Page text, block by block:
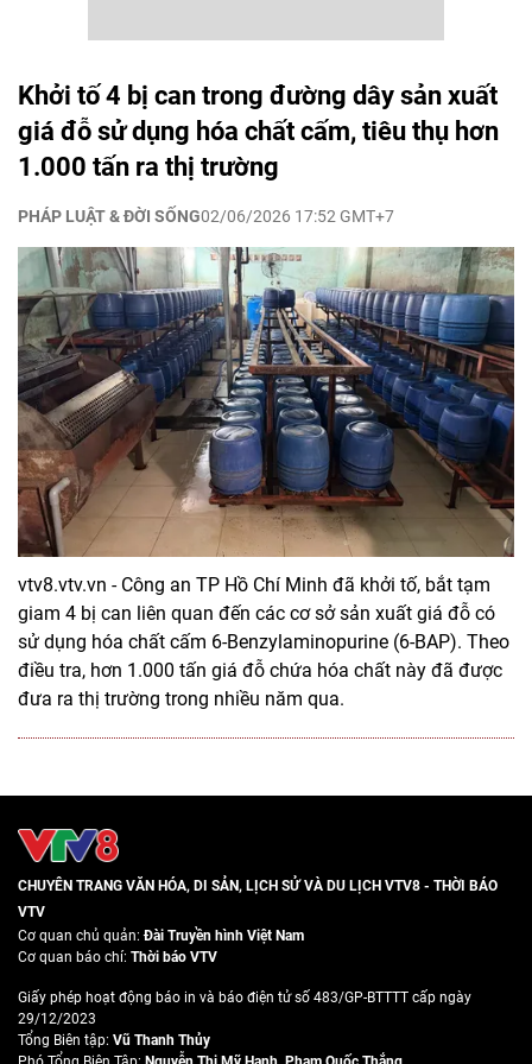
Khởi tố 4 bị can trong đường dây sản xuất
giá đỗ sử dụng hóa chất cấm, tiêu thụ hơn
1.000 tấn ra thị trường
PHÁP LUẬT & ĐỜI SỐNG02/06/2026 17:52 GMT+7
vtv8.vtv.vn - Công an TP Hồ Chí Minh đã khởi tố, bắt tạm
giam 4 bị can liên quan đến các cơ sở sản xuất giá đỗ có
sử dụng hóa chất cấm 6-Benzylaminopurine (6-BAP). Theo
điều tra, hơn 1.000 tấn giá đỗ chứa hóa chất này đã được
đưa ra thị trường trong nhiều năm qua.
CHUYÊN TRANG VĂN HÓA, DI SẢN, LỊCH SỬ VÀ DU LỊCH VTV8 - THỜI BÁO
VTV
Cơ quan chủ quản:Đài Truyền hình Việt Nam
Cơ quan báo chí: Thời báo VTV
Giấy phép hoạt động báo in và báo điện tử số 483/GP-BTTTT cấp ngày
29/12/2023
Tổng Biên tập: Vũ Thanh Thủy